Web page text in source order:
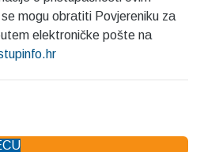
mogu obratiti Povjereniku za
elektroničke pošte na